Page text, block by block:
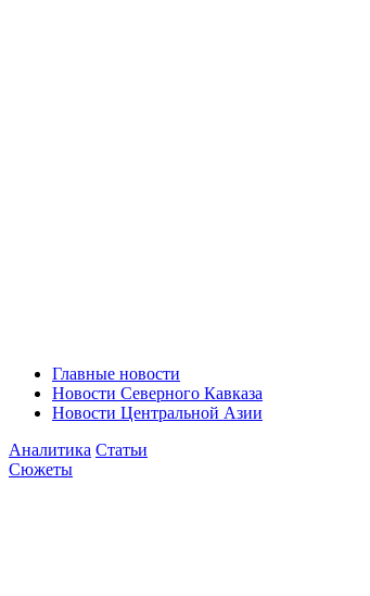
Главные новости
Новости Северного Кавказа
Новости Центральной Азии
Аналитика Статьи
Сюжеты